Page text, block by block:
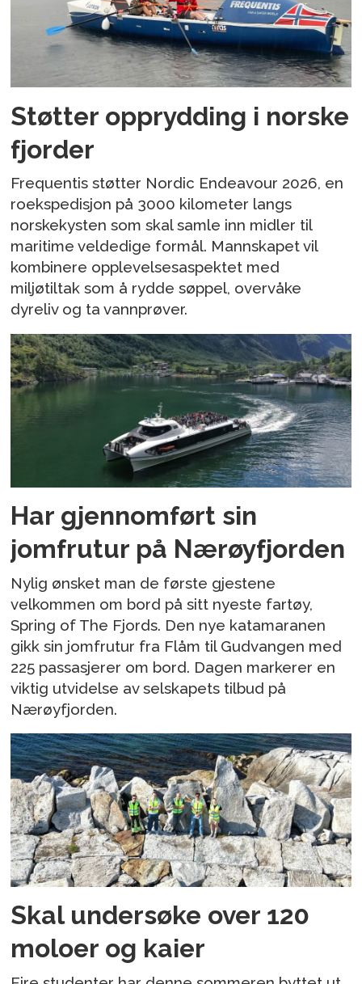
Støtter opprydding i norske
fjorder
Frequentis støtter Nordic Endeavour 2026, en
roekspedisjon på 3000 kilometer langs
norskekysten som skal samle inn midler til
maritime veldedige formål. Mannskapet vil
kombinere opplevelsesaspektet med
miljøtiltak som å rydde søppel, overvåke
dyreliv og ta vannprøver.
Har gjennomført sin
jomfrutur på Nærøyfjorden
Nylig ønsket man de første gjestene
velkommen om bord på sitt nyeste fartøy,
Spring of The Fjords. Den nye katamaranen
gikk sin jomfrutur fra Flåm til Gudvangen med
225 passasjerer om bord. Dagen markerer en
viktig utvidelse av selskapets tilbud på
Nærøyfjorden.
Skal undersøke over 120
moloer og kaier